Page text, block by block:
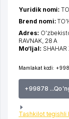
Mamlakat kodi: +998
+99878
Tashkilot tegishli
Yuridik nomi:
Brend nomi:
Adres:
RAVNAK , 28 A
Mo‘ljal: SHAHAR